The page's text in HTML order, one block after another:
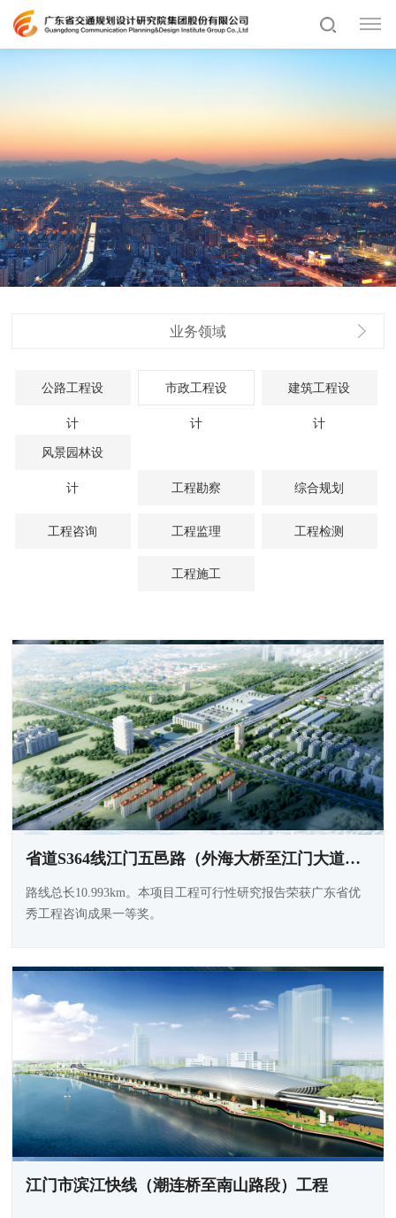
业务领域
公路工程设
计
市政工程设
计
建筑工程设
计
风景园林设
计 工程勘察 综合规划
工程咨询 工程监理 工程检测
工程施工
省道S364线江门五邑路（外海大桥至江门大道段）扩建工程
路线总长10.993km。本项目工程可行性研究报告荣获广东省优
秀工程咨询成果一等奖。
江门市滨江快线（潮连桥至南山路段）工程